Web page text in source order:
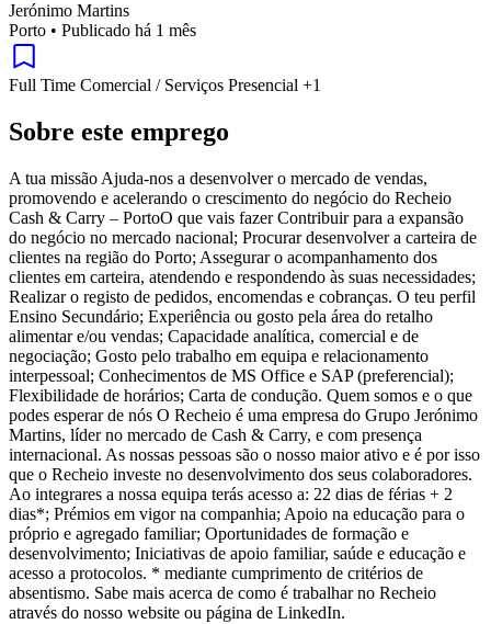
Jerónimo Martins
Porto • Publicado há 1 mês
Full Time Comercial / Serviços Presencial +1
Sobre este emprego
A tua missão Ajuda-nos a desenvolver o mercado de vendas,
promovendo e acelerando o crescimento do negócio do Recheio
Cash & Carry – PortoO que vais fazer Contribuir para a expansão
do negócio no mercado nacional; Procurar desenvolver a carteira de
clientes na região do Porto; Assegurar o acompanhamento dos
clientes em carteira, atendendo e respondendo às suas necessidades;
Realizar o registo de pedidos, encomendas e cobranças. O teu perfil
Ensino Secundário; Experiência ou gosto pela área do retalho
alimentar e/ou vendas; Capacidade analítica, comercial e de
negociação; Gosto pelo trabalho em equipa e relacionamento
interpessoal; Conhecimentos de MS Office e SAP (preferencial);
Flexibilidade de horários; Carta de condução. Quem somos e o que
podes esperar de nós O Recheio é uma empresa do Grupo Jerónimo
Martins, líder no mercado de Cash & Carry, e com presença
internacional. As nossas pessoas são o nosso maior ativo e é por isso
que o Recheio investe no desenvolvimento dos seus colaboradores.
Ao integrares a nossa equipa terás acesso a: 22 dias de férias + 2
dias*; Prémios em vigor na companhia; Apoio na educação para o
próprio e agregado familiar; Oportunidades de formação e
desenvolvimento; Iniciativas de apoio familiar, saúde e educação e
acesso a protocolos. * mediante cumprimento de critérios de
absentismo. Sabe mais acerca de como é trabalhar no Recheio
através do nosso website ou página de LinkedIn.